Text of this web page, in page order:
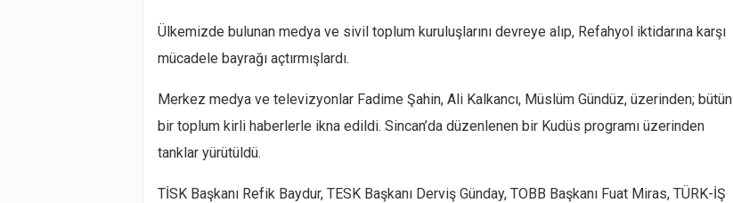
Ülkemizde bulunan medya ve sivil toplum kuruluşlarını devreye alıp, Refahyol iktidarına karşı
mücadele bayrağı açtırmışlardı.
Merkez medya ve televizyonlar Fadime Şahin, Ali Kalkancı, Müslüm Gündüz, üzerinden; bütün
bir toplum kirli haberlerle ikna edildi. Sincan’da düzenlenen bir Kudüs programı üzerinden
tanklar yürütüldü.
TİSK Başkanı Refik Baydur, TESK Başkanı Derviş Günday, TOBB Başkanı Fuat Miras, TÜRK-İŞ